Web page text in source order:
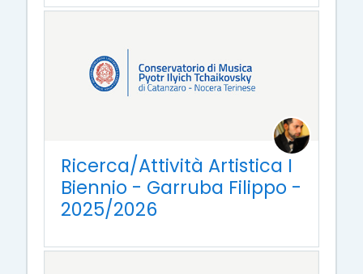
Ricerca/Attività Artistica I
Biennio - Garruba Filippo -
2025/2026